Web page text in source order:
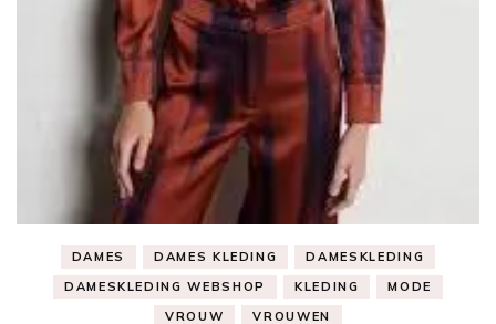
DAMES DAMES KLEDING
DAMESKLEDING
DAMESKLEDING WEBSHOP
KLEDING
MODE
VROUW
VROUWEN